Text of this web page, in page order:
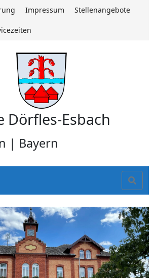
Impressum Stellenangebote
Dörfles-Esbach
| Bayern